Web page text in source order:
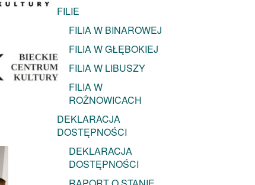
FILIE
FILIA W BINAROWEJ
FILIA W GŁĘBOKIEJ
FILIA W LIBUSZY
FILIA W
ROŻNOWICACH
DEKLARACJA
DOSTĘPNOŚCI
DEKLARACJA
DOSTĘPNOŚCI